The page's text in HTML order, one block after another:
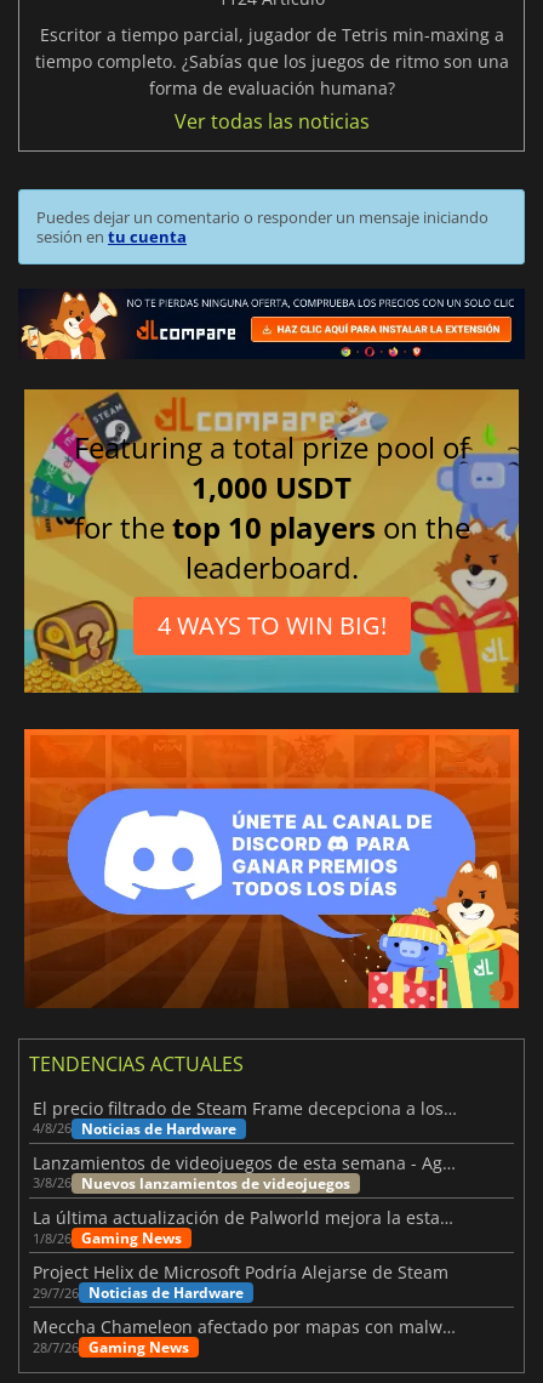
Escritor a tiempo parcial, jugador de Tetris min-maxing a
tiempo completo. ¿Sabías que los juegos de ritmo son una
forma de evaluación humana?
Ver todas las noticias
Puedes dejar un comentario o responder un mensaje iniciando
sesión en tu cuenta
Featuring a total prize pool of
1,000 USDT
for thetop 10 players on the
leaderboard.
4 WAYS TO WIN BIG!
TENDENCIAS ACTUALES
El precio filtrado de Steam Frame decepciona a los usuarios
4/8/26 Noticias de Hardware
Lanzamientos de videojuegos de esta semana - Agosto de 2026 (semana 32)
3/8/26 Nuevos lanzamientos de videojuegos
La última actualización de Palworld mejora la estabilidad
1/8/26 Gaming News
Project Helix de Microsoft Podría Alejarse de Steam
29/7/26 Noticias de Hardware
Meccha Chameleon afectado por mapas con malware y Discord
28/7/26 Gaming News